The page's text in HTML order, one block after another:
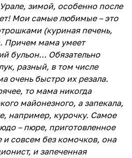
зимой, особенно после
Мои самые любимые – это
(куриная печень,
Причем мама умеет
бульон… Обязательно
разный, в том числе
очень быстро их резала.
то мама никогда
майонезного, а запекала,
например, курочку. Самое
– пюре, приготовленное
совсем без комочков, она
и запеченная